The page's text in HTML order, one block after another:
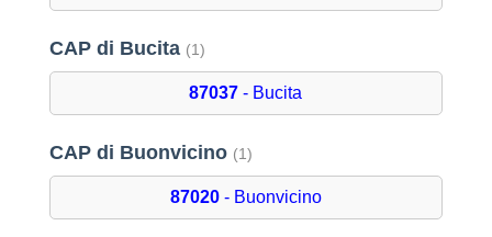
CAP di Bucita (1)
87037 - Bucita
CAP di Buonvicino (1)
87020- Buonvicino